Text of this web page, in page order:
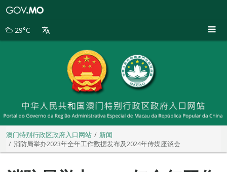
别
29°C
澳门特别行政区政府入口网站
新闻
消防局举办2023年全年工作数据发布及2024年传媒座谈会